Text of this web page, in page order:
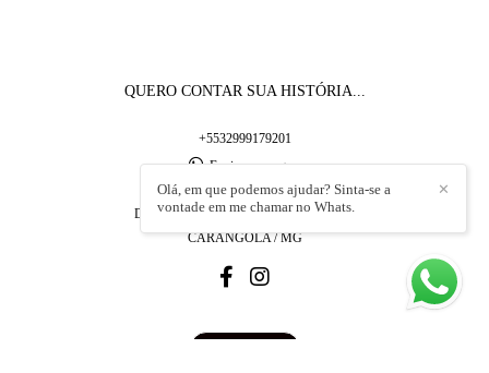
QUERO CONTAR SUA HISTÓRIA...
+5532999179201
Enviar mensagem
rodrigogomesdecaldas@yahoo.com.br
Dr. Olimpio Teixeira , 333, Loja 2 - Centro
CARANGOLA / MG
✕
Olá, em que podemos ajudar? Sinta-se a
vontade em me chamar no Whats.